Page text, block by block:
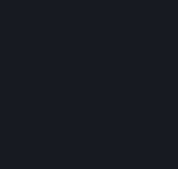
Steam może
Użytkownika
rachunkiem
płatniczym.
do zamawiania
Portfel Steam,
Valve, środkami
płatniczej, przy